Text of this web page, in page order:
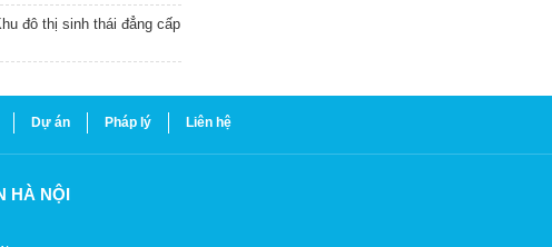
đô thị sinh thái đẳng cấp
Dự án Pháp lý Liên hệ
HÀ NỘI